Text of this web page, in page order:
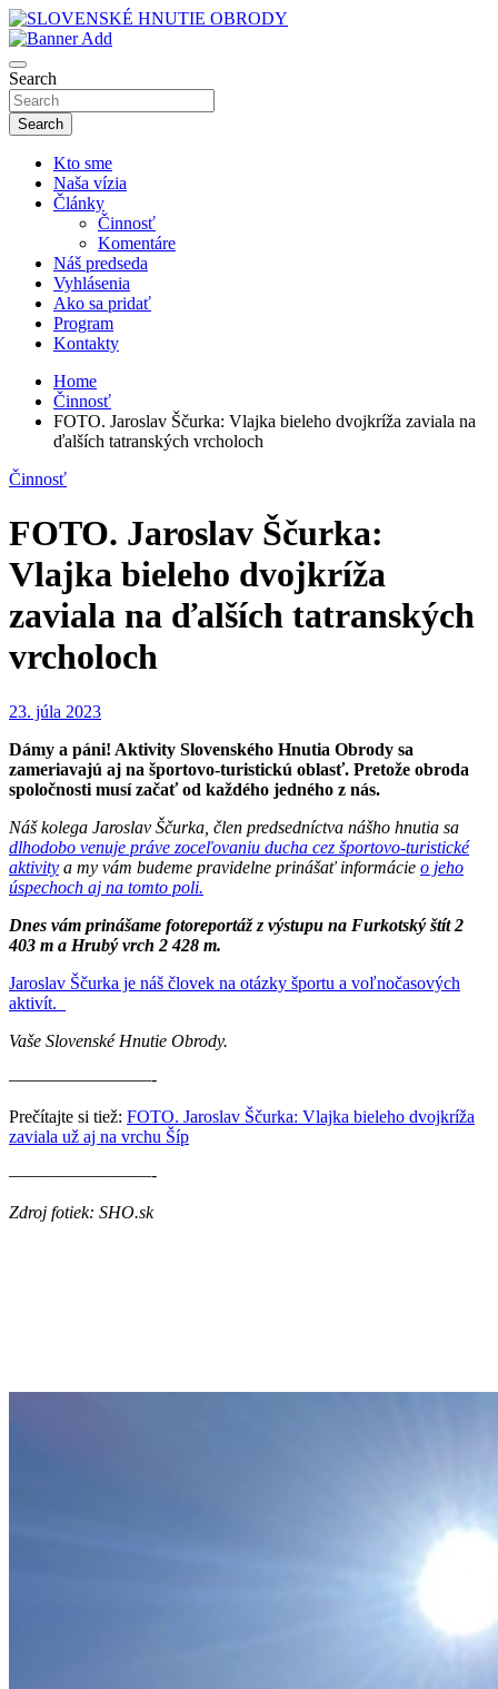
Skip
to
content
SLOVENSKÉ HNUTIE OBRODY
Search
Search
Kto sme
Naša vízia
Články
Činnosť
Komentáre
Náš predseda
Vyhlásenia
Ako sa pridať
Program
Kontakty
Home
Činnosť
FOTO. Jaroslav Ščurka: Vlajka bieleho dvojkríža zaviala na
ďalších tatranských vrcholoch
Činnosť
FOTO. Jaroslav Ščurka:
Vlajka bieleho dvojkríža
zaviala na ďalších tatranských
vrcholoch
23. júla 2023
Dámy a páni! Aktivity Slovenského Hnutia Obrody sa
zameriavajú aj na športovo-turistickú oblasť. Pretože obroda
spoločnosti musí začať od každého jedného z nás.
Náš kolega Jaroslav Ščurka, člen predsedníctva nášho hnutia sa
dlhodobo venuje práve zoceľovaniu ducha cez športovo-turistické
aktivity a my vám budeme pravidelne prinášať informácie o jeho
úspechoch aj na tomto poli.
Dnes vám prinášame fotoreportáž z výstupu na Furkotský štít 2
403 m a Hrubý vrch 2 428 m.
Jaroslav Ščurka je náš človek na otázky športu a voľnočasových
aktivít.
Vaše Slovenské Hnutie Obrody.
————————-
Prečítajte si tiež: FOTO. Jaroslav Ščurka: Vlajka bieleho dvojkríža
zaviala už aj na vrchu Šíp
————————-
Zdroj fotiek: SHO.sk